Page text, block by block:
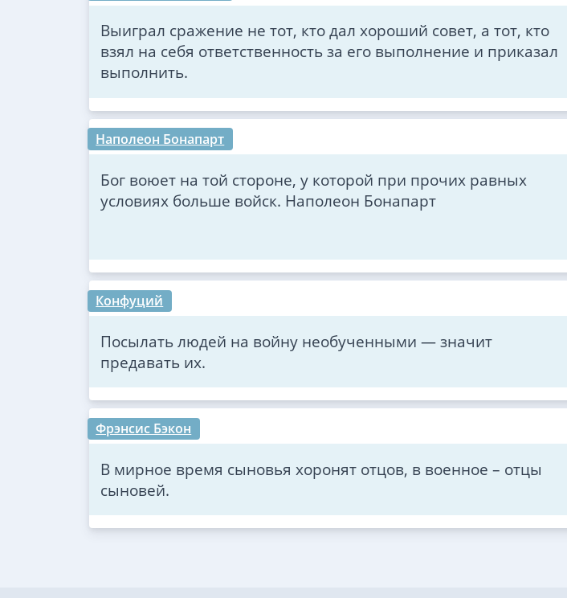
Выиграл сражение не тот, кто дал хороший совет, а тот, кто
взял на себя ответственность за его выполнение и приказал
выполнить.
Наполеон Бонапарт
Бог воюет на той стороне, у которой при прочих равных
условиях больше войск. Наполеон Бонапарт
Конфуций
Посылать людей на войну необученными — значит
предавать их.
Фрэнсис Бэкон
В мирное время сыновья хоронят отцов, в военное – отцы
сыновей.